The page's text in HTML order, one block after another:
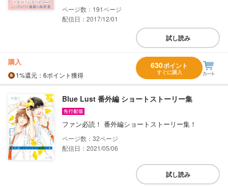
191
配信日：2017/12/01
試し読み
購入
1%還元 ：6ポイント獲得
630ポイント
すぐに購入
Blue Lust 番外編 ショートストーリー集
ファン必読！ 番外編ショートストーリー集！
32
配信日：2021/05/06
試し読み